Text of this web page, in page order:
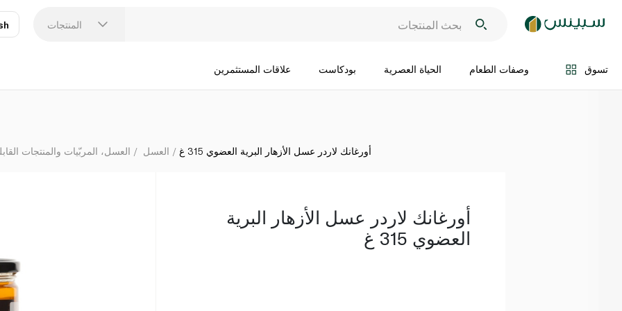
المنتجات
تسوق وصفات الطعام الحياة العصرية بودكاست علاقات المستثمرين
اضف الى السلة
العسل، المربّيات والمنتجات العسل أورغانك لاردر عسل الأزهار البرية العضوي 315 غ
أورغانك لاردر عسل الأزهار البرية
العضوي 315 غ